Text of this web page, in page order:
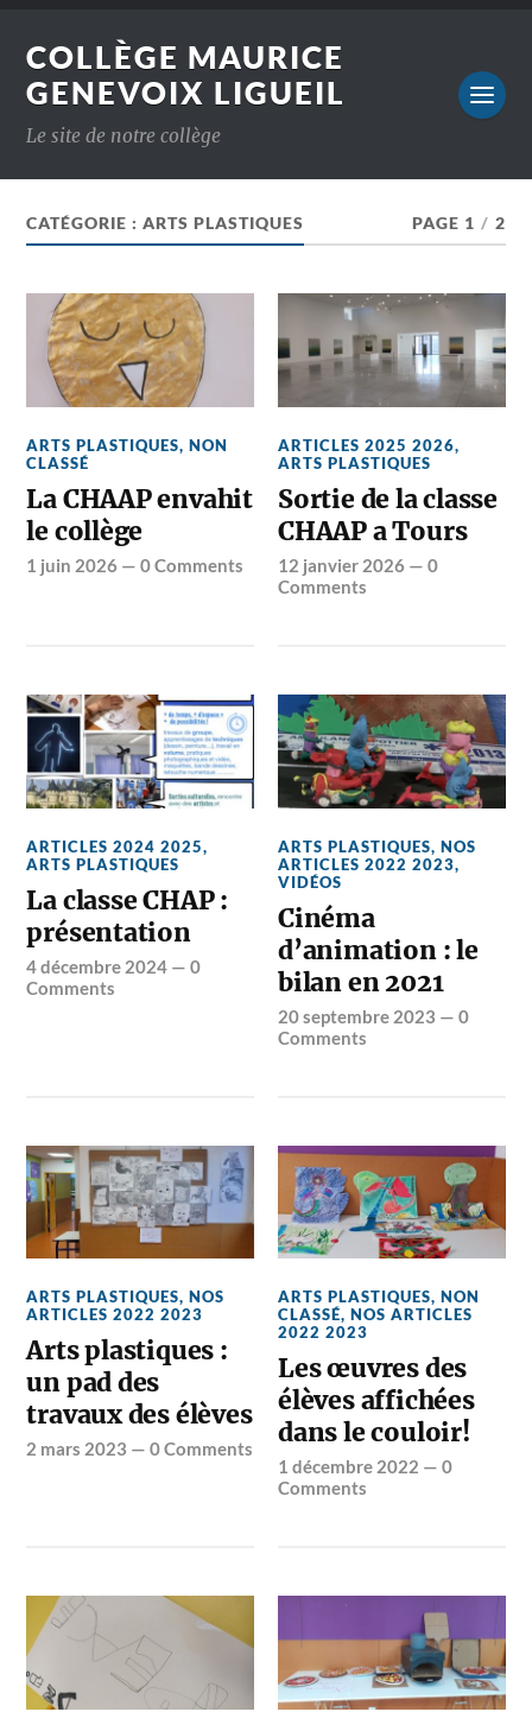
COLLÈGE MAURICE
GENEVOIX LIGUEIL
Le site de notre collège
CATÉGORIE :ARTS PLASTIQUES PAGE 1 / 2
ARTS PLASTIQUES,NON
CLASSÉ
La CHAAP envahit
le collège
1 juin 2026 —0 Comments
ARTICLES 2025 2026,
ARTS PLASTIQUES
Sortie de la classe
CHAAP a Tours
12 janvier 2026 —0
Comments
ARTICLES 2024 2025,
ARTS PLASTIQUES
La classe CHAP :
présentation
4 décembre 2024 —0
Comments
ARTS PLASTIQUES,NOS
ARTICLES 2022 2023,
VIDÉOS
Cinéma
d’animation : le
bilan en 2021
20 septembre 2023 —0
Comments
ARTS PLASTIQUES,NOS
ARTICLES 2022 2023
Arts plastiques :
un pad des
travaux des élèves
2 mars 2023 —0 Comments
ARTS PLASTIQUES,NON
CLASSÉ,NOS ARTICLES
2022 2023
Les œuvres des
élèves affichées
dans le couloir!
1 décembre 2022 —0
Comments